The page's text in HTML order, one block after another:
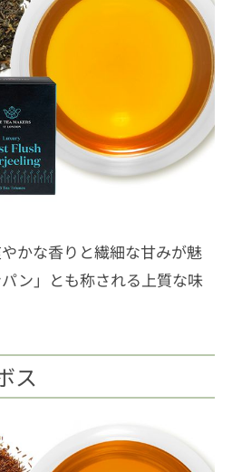
かな香りと繊細な甘みが魅
ン」とも称される上質な味
ス